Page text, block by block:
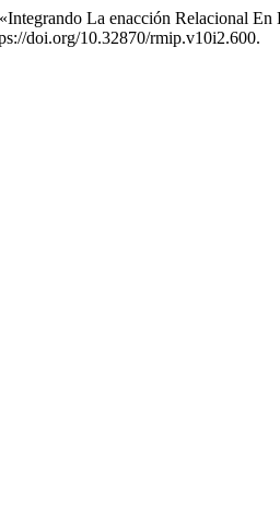
La enacción Relacional
doi.org/10.32870/rmip.v10i2.600.